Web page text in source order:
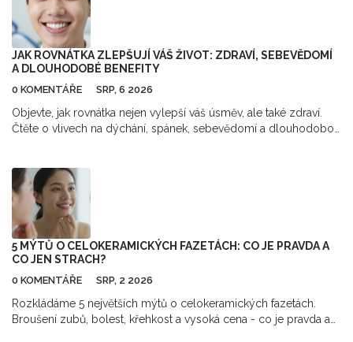
JAK ROVNÁTKA ZLEPŠUJÍ VÁŠ ŽIVOT: ZDRAVÍ, SEBEVĚDOMÍ
A DLOUHODOBÉ BENEFITY
0 KOMENTÁŘE SRP, 6 2026
Objevte, jak rovnátka nejen vylepší váš úsměv, ale také zdraví.
Čtěte o vlivech na dýchání, spánek, sebevědomí a dlouhodobou
5 MÝTŮ O CELOKERAMICKÝCH FAZETÁCH: CO JE PRAVDA A
CO JEN STRACH?
0 KOMENTÁŘE SRP, 2 2026
Rozkládáme 5 největších mýtů o celokeramických fazetách.
Broušení zubů, bolest, křehkost a vysoká cena - co je pravda a